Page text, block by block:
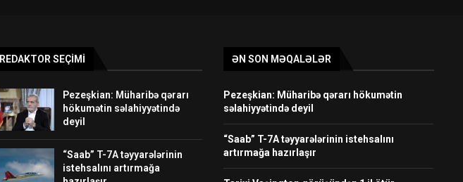
REDAKTOR SEÇIMI
Pezeşkian: Müharibə qərarı
hökumətin səlahiyyətində
deyil
“Saab” T-7A təyyarələrinin
istehsalını artırmağa
ƏN SON MƏQALƏLƏR
Pezeşkian: Müharibə qərarı hökumətin
səlahiyyətində deyil
“Saab” T-7A təyyarələrinin istehsalını
artırmağa hazırlaşır